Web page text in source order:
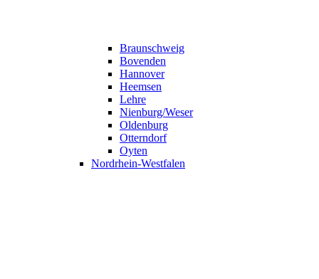
Braunschweig
Bovenden
Hannover
Heemsen
Lehre
Nienburg/Weser
Oldenburg
Otterndorf
Oyten
Nordrhein-Westfalen